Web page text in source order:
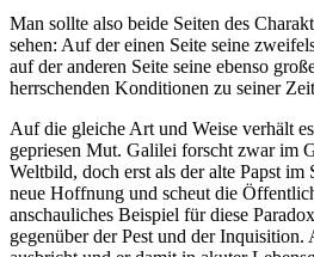
Man sollte also beide Seiten des
sehen: Auf der einen Seite seine
auf der anderen Seite seine ebenso
herrschenden Konditionen zu seiner
Auf die gleiche Art und Weise verhält
gepriesen Mut. Galilei forscht zwar im
Weltbild, doch erst als der alte Papst im
neue Hoffnung und scheut die
anschauliches Beispiel für diese
gegenüber der Pest und der Inquisition.